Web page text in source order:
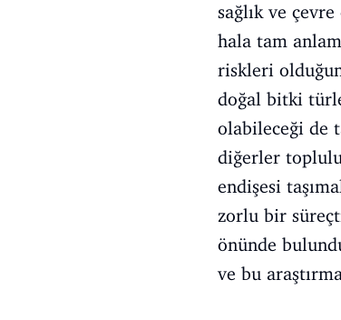
sağlık ve
hala tam
riskleri
doğal bitki
olabileceği de
diğerler
endişesi
zorlu bir
önünde
ve bu